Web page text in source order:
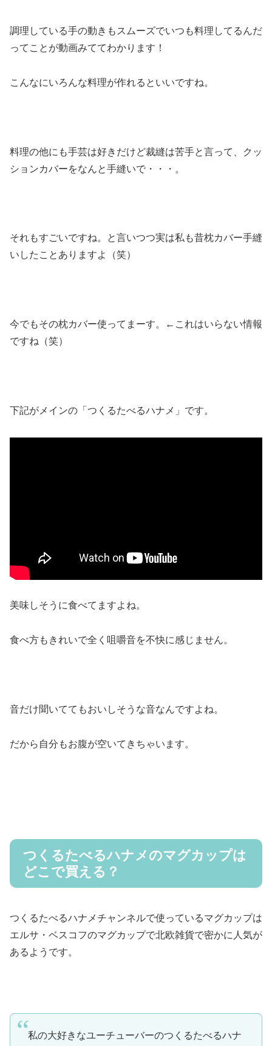
調理している手の動きもスムーズでいつも料理してるんだ
ってことが動画みててわかります！
こんなにいろんな料理が作れるといいですね。
料理の他にも手芸は好きだけど裁縫は苦手と言って、クッ
ションカバーをなんと手縫いで・・・。
それもすごいですね。と言いつつ実は私も昔枕カバー手縫
いしたことありますよ（笑）
今でもその枕カバー使ってまーす。←これはいらない情報
ですね（笑）
下記がメインの「つくるたべるハナメ」です。
美味しそうに食べてますよね。
食べ方もきれいで全く咀嚼音を不快に感じません。
音だけ聞いててもおいしそうな音なんですよね。
だから自分もお腹が空いてきちゃいます。
つくるたべるハナメのマグカップは
どこで買える？
つくるたべるハナメチャンネルで使っているマグカップは
エルサ・ベスコフのマグカップで北欧雑貨で密かに人気が
あるようです。
私の大好きなユーチューバーのつくるたべるハナ